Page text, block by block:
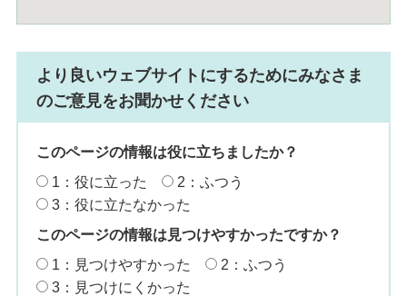
より良いウェブサイトにするためにみなさま
のご意見をお聞かせください
このページの情報は役に立ちましたか？
1：役に立った
2：ふつう
3：役に立たなかった
このページの情報は見つけやすかったですか？
1：見つけやすかった
2：ふつう
3：見つけにくかった